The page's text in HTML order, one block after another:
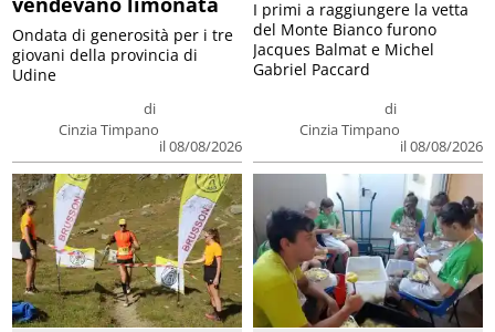
di
Cinzia Timpano
il 08/08/2026
Ondata di generosità per i tre
giovani della provincia di
Udine
di
Cinzia Timpano
il 08/08/2026
I primi a raggiungere la vetta
del Monte Bianco furono
Jacques Balmat e Michel
Gabriel Paccard